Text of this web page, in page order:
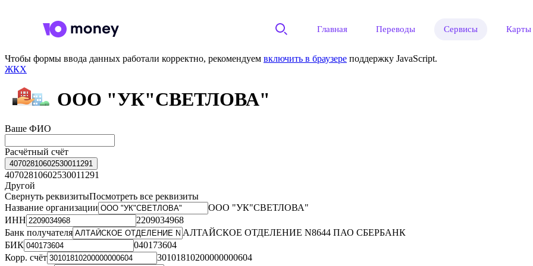
Главная Переводы Сервисы Карты
Чтобы формы ввода данных работали корректно, рекомендуем включить в браузере поддержку JavaScript.
ЖКХ
ООО "УК"СВЕТЛОВА"
Ваше ФИО
Расчётный счёт
40702810602530011291
40702810602530011291
Другой
Свернуть реквизитыПосмотреть все реквизиты
Название организации
ООО "УК"СВЕТЛОВА"
ИНН
2209034968
Банк получателя
АЛТАЙСКОЕ ОТДЕЛЕНИЕ N8644 ПАО СБЕРБАНК
БИК
040173604
Корр. счёт
30101810200000000604